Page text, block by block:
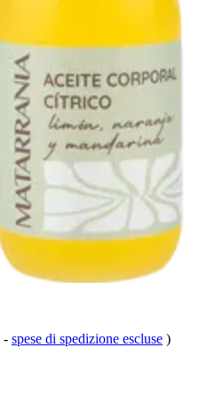
- spese di spedizione escluse )